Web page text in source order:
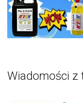
Wiadomości z